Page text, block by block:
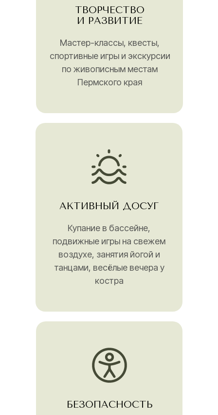
БЕЗОПАСНОСТЬ
ТВОРЧЕСТВО
И РАЗВИТИЕ
Мастер-классы, квесты,
спортивные игры и экскурсии
по живописным местам
Пермского края
АКТИВНЫЙ ДОСУГ
Купание в бассейне,
подвижные игры на свежем
воздухе, занятия йогой и
танцами, весёлые вечера у
костра